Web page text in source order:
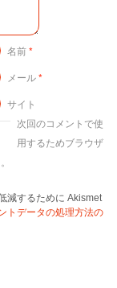
名前*
メール*
サイト
次回のコメントで使
用するためブラウザ
減するために Akismet
トデータの処理方法の